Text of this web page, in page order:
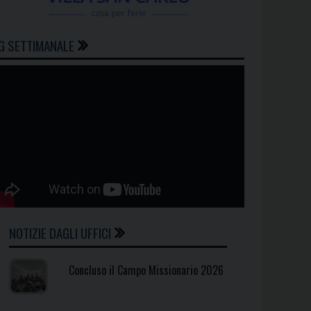
SETTIMANALE
NOTIZIE DAGLI UFFICI
Concluso il Campo Missionario 2026